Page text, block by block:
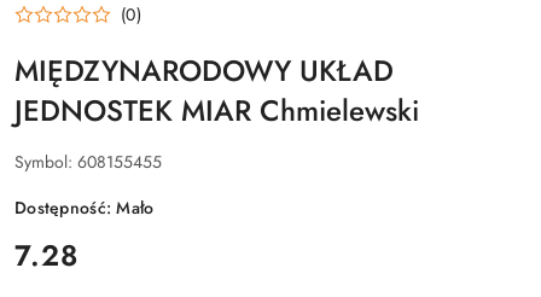
(0)
MIĘDZYNARODOWY UKŁAD
JEDNOSTEK MIAR Chmielewski
Symbol: 608155455
Dostępność:Mało
cena:
7.28